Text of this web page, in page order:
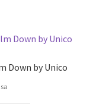
€
Le
possono
essere
Down by Unico